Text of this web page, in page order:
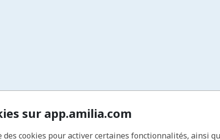
sur app.amilia.com
cookies pour activer certaines fonctionnalités, ainsi